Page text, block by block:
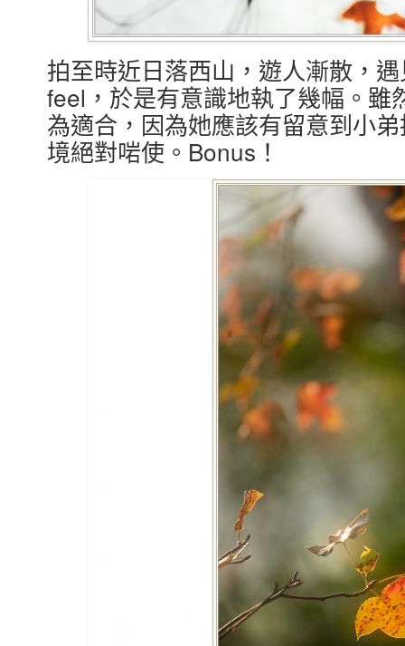
拍至時近日落西山，遊人漸散，
feel，於是有意識地執了幾幅。雖
為適合，因為她應該有留意到小
境絕對啱使。Bonus！